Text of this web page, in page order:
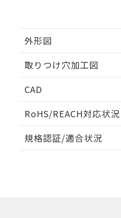
外形図
取りつけ穴加工図
CAD
RoHS/REACH対応状況
EU RoHS 注意事項・凡例
規格認証/適合状況